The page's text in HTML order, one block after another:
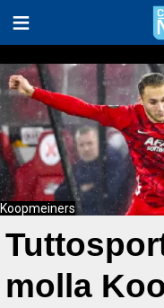
Koopmeiners
molla